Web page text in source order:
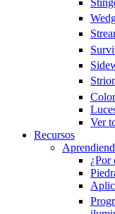
Ver
Recursos
¿Por